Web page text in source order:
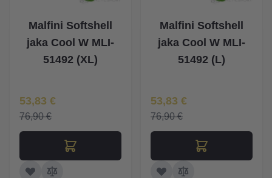
Malfini Softshell
jaka Cool W MLI-
51492 (XL)
Īpaša Cena
53,83 €
76,90 €
Malfini Softshell
jaka Cool W MLI-
51492 (L)
Īpaša Cena
53,83 €
76,90 €